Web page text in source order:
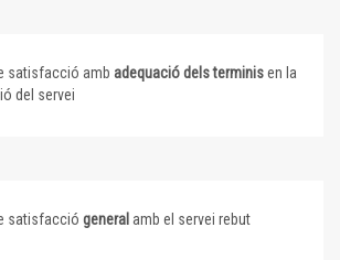
satisfacció amb adequació dels terminisen la
del servei
satisfacció general amb el servei rebut